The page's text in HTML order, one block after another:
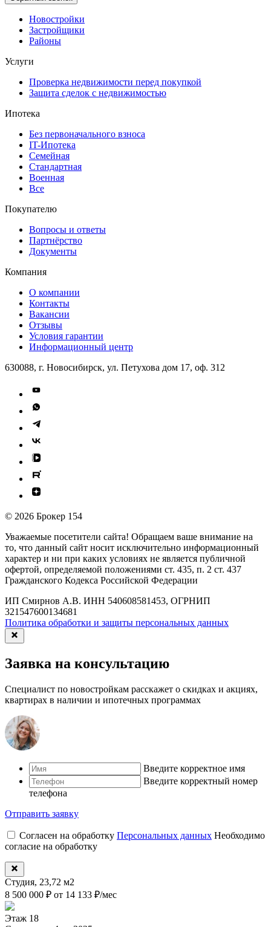
Новостройки
Застройщики
Районы
Услуги
Проверка недвижимости перед покупкой
Защита сделок с недвижимостью
Ипотека
Без первоначального взноса
IT-Ипотека
Семейная
Стандартная
Военная
Все
Покупателю
Вопросы и ответы
Партнёрство
Документы
Компания
О компании
Контакты
Вакансии
Отзывы
Условия гарантии
Информационный центр
630088, г. Новосибирск, ул. Петухова дом 17, оф. 312
© 2026 Брокер 154
Уважаемые посетители сайта! Обращаем ваше внимание на
то, что данный сайт носит исключительно информационный
характер и ни при каких условиях не является публичной
офертой, определяемой положениями ст. 435, п. 2 ст. 437
Гражданского Кодекса Российской Федерации
ИП Смирнов А.В. ИНН 540608581453, ОГРНИП
321547600134681
Политика обработки и защиты персональных данных
Заявка на консультацию
Специалист по новостройкам расскажет о скидках и акциях,
квартирах в наличии и ипотечных программах
Введите корректное имя
Введите корректный номер
телефона
Отправить заявку
Согласен на обработку Персональных данных Необходимо
согласие на обработку
Студия, 23,72 м2
8 500 000 ₽ от 14 133 ₽/мес
Этаж 18